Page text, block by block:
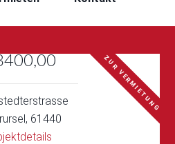
ZUR VERMIETUNG
61440